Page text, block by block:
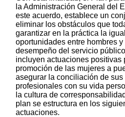
la Administración General del
este acuerdo, establece un
eliminar los obstáculos que
garantizar en la práctica la
oportunidades entre hombres
desempeño del servicio
incluyen actuaciones positivas
promoción de las mujeres a
asegurar la conciliación de
profesionales con su vida
la cultura de
plan se estructura en los
actuaciones.